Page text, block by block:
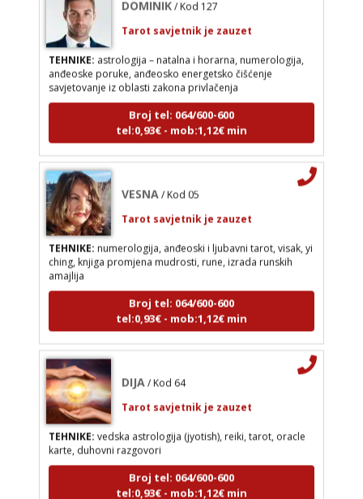
Broj tel: 064/600-600
tel:0,93€ - mob:1,12€ min
VESNA/ Kod 05
Tarot savjetnik je zauzet
visak, yi ching, knjiga promjena mudrosti, rune,
izrada runskih amajlija
tel:0,93€ - mob:1,12€ min
DIJA / Kod 64
Tarot savjetnik je zauzet
TEHNIKE:vedska astrologija (jyotish), reiki, tarot,
oracle karte, duhovni razgovori
tel:0,93€ - mob:1,12€ min
STOJA/ Kod 31
Tarot savjetnik je zauzet
TEHNIKE: astrologija – natalna i horarna, numerologija,
anđeoske poruke, anđeosko energetsko čišćenje
savjetovanje iz oblasti zakona privlačenja
Broj tel: 064/600-600
tel:0,93€ - mob:1,12€ min
Tarot savjetnik je zauzet
TEHNIKE:numerologija, anđeoski i ljubavni tarot, visak, yi
ching, knjiga promjena mudrosti, rune, izrada runskih
amajlija
tel:0,93€ - mob:1,12€ min
Tarot savjetnik je zauzet
TEHNIKE:vedska astrologija (jyotish), reiki, tarot, oracle
karte, duhovni razgovori
Broj tel: 064/600-600
tel:0,93€ - mob:1,12€ min